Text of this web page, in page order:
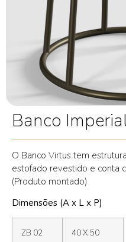
Banco
O Banco Virtus tem
estofado revestido e conta
(Produto montado)
Dimensões (A x L x P)
ZB 02 40 X 50